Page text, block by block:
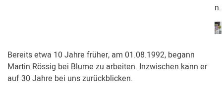
n.
Bereits etwa 10 Jahre früher, am 01.08.1992, begann
Martin Rössig bei Blume zu arbeiten. Inzwischen kann er
auf 30 Jahre bei uns zurückblicken.